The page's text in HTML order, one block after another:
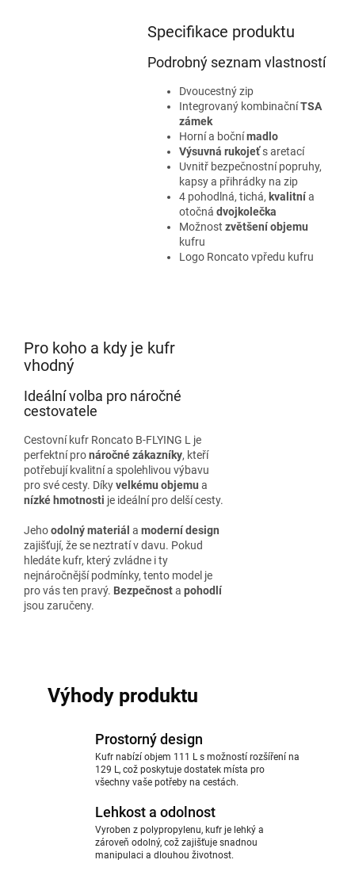
Specifikace produktu
Podrobný seznam vlastností
Dvoucestný zip
Integrovaný kombinačníTSA
zámek
Horní a bočnímadlo
Výsuvná rukojeťs aretací
Uvnitř bezpečnostní popruhy,
kapsy a přihrádky na zip
4 pohodlná, tichá, kvalitnía
otočná dvojkolečka
Možnost zvětšení objemu
kufru
Logo Roncato vpředu kufru
Pro koho a kdy je kufr
vhodný
Ideální volba pro náročné
cestovatele
Cestovní kufr Roncato B-FLYING L je
perfektní pronáročné zákazníky, kteří
potřebují kvalitní a spolehlivou výbavu
pro své cesty. Díkyvelkému objemu a
nízké hmotnosti je ideální pro delší cesty.
Jehoodolný materiál a moderní design
zajišťují, že se neztratí v davu. Pokud
hledáte kufr, který zvládne i ty
nejnáročnější podmínky, tento model je
pro vás ten pravý. Bezpečnosta pohodlí
jsou zaručeny.
Výhody produktu
Prostorný design
Kufr nabízí objem 111 L s možností rozšíření na
129 L, což poskytuje dostatek místa pro
všechny vaše potřeby na cestách.
Lehkost a odolnost
Vyroben z polypropylenu, kufr je lehký a
zároveň odolný, což zajišťuje snadnou
manipulaci a dlouhou životnost.